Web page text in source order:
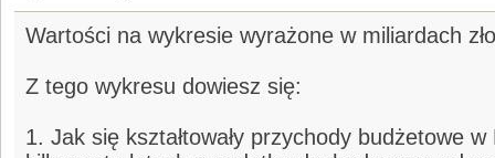
Wartości na wykresie wyrażone w miliardach
Z tego wykresu dowiesz się:
1. Jak się kształtowały przychody budżetowe